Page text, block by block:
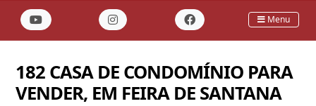
Menu
182 CASA DE CONDOMÍNIO PARA
VENDER, EM FEIRA DE SANTANA